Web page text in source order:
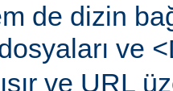
de dizin
ve
ve URL